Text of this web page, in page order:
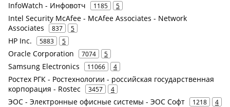
InfoWatch - Инфовотч 1185 5
Intel Security McAfee - McAfee Associates - Network
Associates
837 5
HP Inc. 5883 5
Oracle Corporation 7074 5
Samsung Electronics 11066 4
Ростех РГК - Ростехнологии - российская государственная
корпорация - Rostec
3457 4
ЭОС - Электронные офисные системы - ЭОС Софт 1218 4